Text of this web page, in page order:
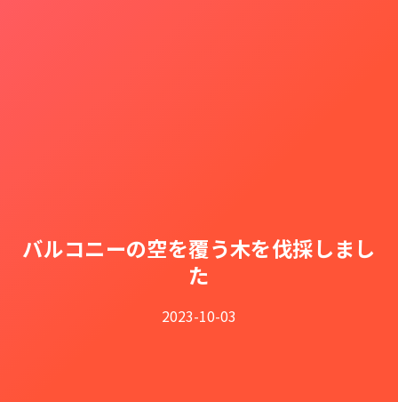
バルコニーの空を覆う木を伐採しまし
た
2023-10-03